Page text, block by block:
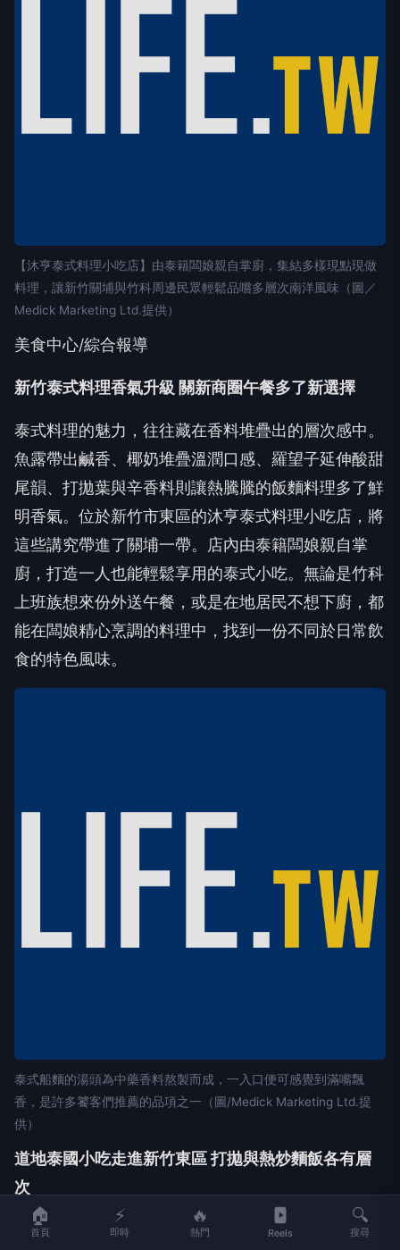
【沐亨泰式料理小吃店】由泰籍闆娘親自掌廚，集結多樣現點現做
料理，讓新竹關埔與竹科周邊民眾輕鬆品嚐多層次南洋風味（圖／
Medick Marketing Ltd.提供）
美食中心/綜合報導
新竹泰式料理香氣升級 關新商圈午餐多了新選擇
泰式料理的魅力，往往藏在香料堆疊出的層次感中。
魚露帶出鹹香、椰奶堆疊溫潤口感、羅望子延伸酸甜
尾韻、打拋葉與辛香料則讓熱騰騰的飯麵料理多了鮮
明香氣。位於新竹市東區的沐亨泰式料理小吃店，將
這些講究帶進了關埔一帶。店內由泰籍闆娘親自掌
廚，打造一人也能輕鬆享用的泰式小吃。無論是竹科
上班族想來份外送午餐，或是在地居民不想下廚，都
能在闆娘精心烹調的料理中，找到一份不同於日常飲
食的特色風味。
泰式船麵的湯頭為中藥香料熬製而成，一入口便可感覺到滿嘴飄
香，是許多饕客們推薦的品項之一（圖/Medick Marketing Ltd.提
供）
道地泰國小吃走進新竹東區 打拋與熱炒麵飯各有層
次
闆娘介紹，沐亨泰式料理小吃店以打拋、炒麵飯、咖
🏠
首頁
⚡
即時
🔥
熱門 Reels
🔍
搜尋